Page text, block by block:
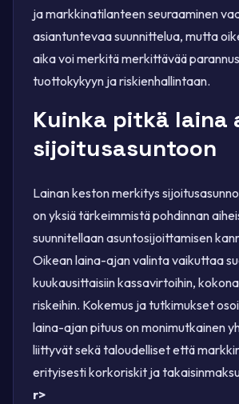
ja markkinatilanteen seuraaminen
asiantuntevaa suunnittelua, mutta
aika voi merkitä merkittävää
tuottokykyyn ja riskienhallintaan.
Kuinka pitkä laina
sijoitusasuntoon
Lainan keston merkitys
on yksiä tärkeimmistä pohdinnan
suunnitellaan asuntosijoittamisen
Oikean laina-ajan valinta vaikuttaa
kuukausittaisiin kassavirtoihin,
riskeihin. Kokemus ja tutkimukset
laina-ajan pituus on monimutkainen
liittyvät sekä taloudelliset että
erityisesti korkoriskit ja
r>